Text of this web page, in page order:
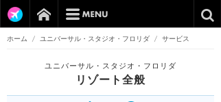
ホーム / ユニバーサル・スタジオ・フロリダ / サービス
ユニバーサル・スタジオ・フロリダ
リゾート全般